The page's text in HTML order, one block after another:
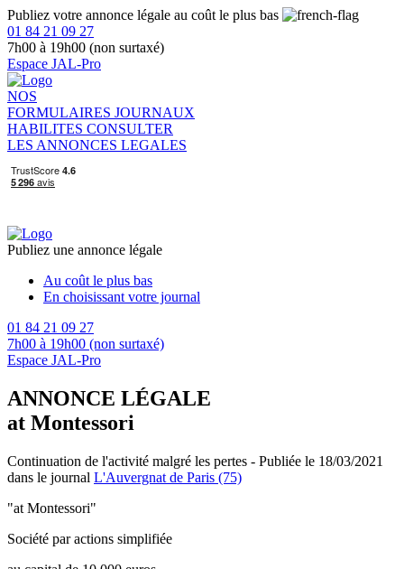
Publiez votre annonce légale au coût le plus bas
01 84 21 09 27
7h00 à 19h00 (non surtaxé)
Espace JAL-Pro
NOS
FORMULAIRES JOURNAUX
HABILITES CONSULTER
LES ANNONCES LEGALES
Publiez une annonce légale
Au coût le plus bas
En choisissant votre journal
01 84 21 09 27
7h00 à 19h00 (non surtaxé)
Espace JAL-Pro
ANNONCE LÉGALE
at Montessori
Continuation de l'activité malgré les pertes - Publiée le 18/03/2021
dans le journal L'Auvergnat de Paris (75)
"at Montessori"
Société par actions simplifiée